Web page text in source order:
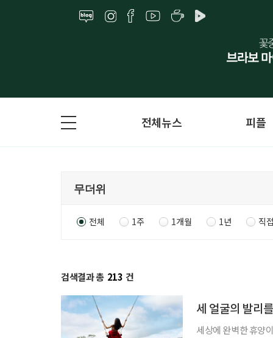
전체뉴스 피플
전체 1주 1개월 1년 직
검색결과 총 213 건
세 얼굴의 발리
세상에 완벽한 휴양